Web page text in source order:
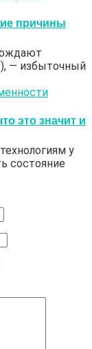
причины
— избыточный
это значит и
у
состояние